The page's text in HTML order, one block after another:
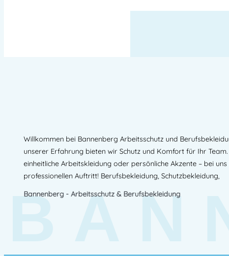
Willkommen bei Bannenberg Arbeitsschutz und
unserer Erfahrung bieten wir Schutz und Komfort für Ihr
einheitliche Arbeitskleidung oder persönliche Akzente – bei
professionellen Auftritt! Berufsbekleidung, Schutzbekleidung,
Bannenberg - Arbeitsschutz & Berufsbekleidung